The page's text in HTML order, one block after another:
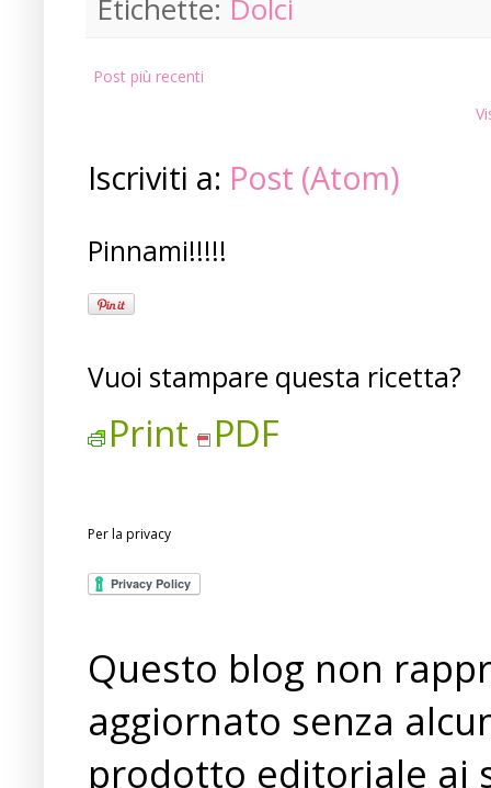
Etichette: Dolci
Post più recenti
Iscriviti a: Post (Atom)
Pinnami!!!!!
Vuoi stampare questa ricetta?
Print PDF
Per la privacy
Questo blog non
aggiornato senza
prodotto editoriale ai